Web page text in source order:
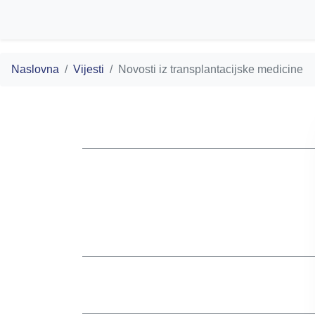
Naslovna Vijesti Novosti iz transplantacijske medicine